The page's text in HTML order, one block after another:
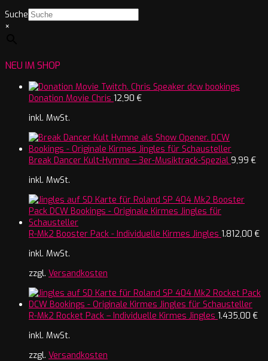
Suche
×
NEU IM SHOP
Donation Movie Chris 12,90 €
inkl. MwSt.
Break Dancer Kult-Hymne – 3er-Musiktrack-Spezial 9,99 €
inkl. MwSt.
R-Mk2 Booster Pack - Individuelle Kirmes Jingles 1.812,00 €
inkl. MwSt.
zzgl. Versandkosten
R-Mk2 Rocket Pack – Individuelle Kirmes Jingles 1.435,00 €
inkl. MwSt.
zzgl. Versandkosten